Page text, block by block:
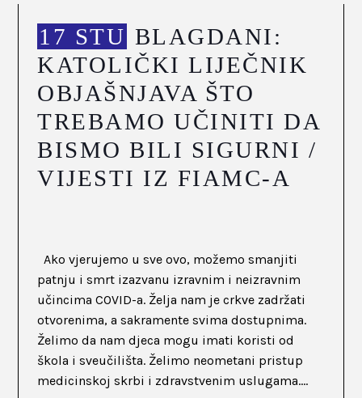
17 STU BLAGDANI:
KATOLIČKI LIJEČNIK
OBJAŠNJAVA ŠTO
TREBAMO UČINITI DA
BISMO BILI SIGURNI /
VIJESTI IZ FIAMC-A
Ako vjerujemo u sve ovo, možemo smanjiti
patnju i smrt izazvanu izravnim i neizravnim
učincima COVID-a. Želja nam je crkve zadržati
otvorenima, a sakramente svima dostupnima.
Želimo da nam djeca mogu imati koristi od
škola i sveučilišta. Želimo neometani pristup
medicinskoj skrbi i zdravstvenim uslugama....